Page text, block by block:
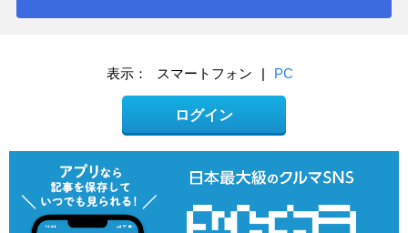
表示： スマートフォン | PC
ログイン